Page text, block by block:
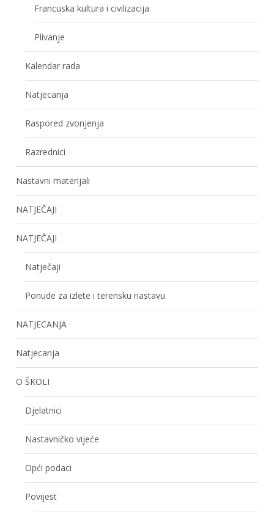
Francuska kultura i civilizacija
Plivanje
Kalendar rada
Natjecanja
Raspored zvonjenja
Razrednici
Nastavni materijali
NATJEČAJI
NATJEČAJI
Natječaji
Ponude za izlete i terensku nastavu
NATJECANJA
Natjecanja
O ŠKOLI
Djelatnici
Nastavničko vijeće
Opći podaci
Povijest